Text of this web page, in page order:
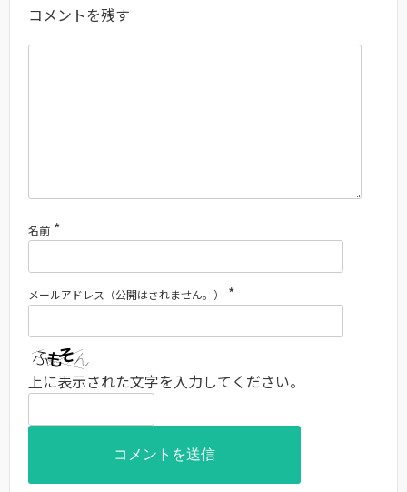
コメントを残す
名前 *
メールアドレス（公開はされません。） *
上に表示された文字を入力してください。